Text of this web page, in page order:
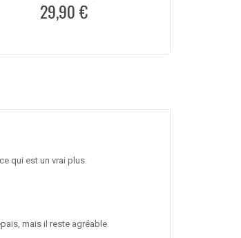
29,90 €
qui est un vrai plus.
mais il reste agréable.